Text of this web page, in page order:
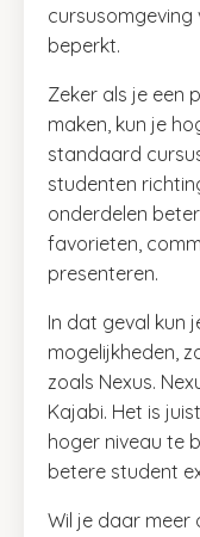
beperkt.
Zeker als je een
maken, kun je
standaard
studenten
onderdelen
favorieten,
presenteren.
In dat geval kun
mogelijkheden,
zoals Nexus.
Kajabi. Het is
hoger niveau te
betere student
Wil je daar meer